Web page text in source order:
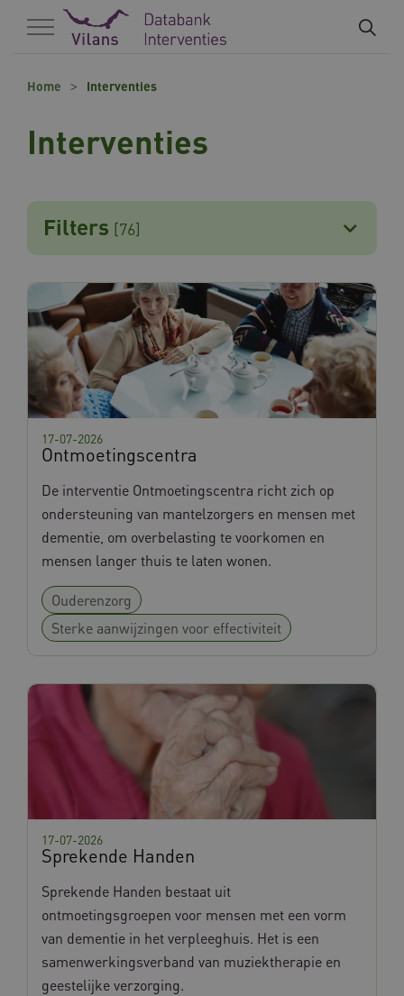
Naar hoofdinhoud
Naar footer
Home Interventies
Interventies
Filters [76]
Ontmoetingscentra
17-07-2026
De interventie Ontmoetingscentra richt zich op
ondersteuning van mantelzorgers en mensen met
dementie, om overbelasting te voorkomen en
mensen langer thuis te laten wonen.
Ouderenzorg
Sterke aanwijzingen voor effectiviteit
Sprekende Handen
17-07-2026
Sprekende Handen bestaat uit
ontmoetingsgroepen voor mensen met een vorm
van dementie in het verpleeghuis. Het is een
samenwerkingsverband van muziektherapie en
geestelijke verzorging.